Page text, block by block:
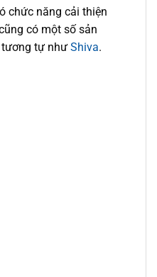
chức năng cải thiện
có một số sản
tương tự như Shiva.